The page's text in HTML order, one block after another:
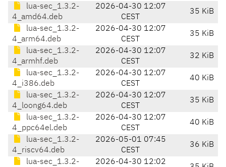
lua-sec_1.3.2-
4_amd64.deb
2026-04-30 12:07
CEST
35 KiB
lua-sec_1.3.2-
4_arm64.deb
2026-04-30 12:07
CEST
35 KiB
lua-sec_1.3.2-
4_armhf.deb
2026-04-30 12:07
CEST
32 KiB
lua-sec_1.3.2-
4_i386.deb
2026-04-30 12:07
CEST
40 KiB
lua-sec_1.3.2-
4_loong64.deb
2026-04-30 12:07
CEST
35 KiB
lua-sec_1.3.2-
4_ppc64el.deb
2026-04-30 12:07
CEST
40 KiB
lua-sec_1.3.2-
4_riscv64.deb
2026-05-01 07:45
CEST
36 KiB
lua-sec_1.3.2- 2026-04-30 12:02